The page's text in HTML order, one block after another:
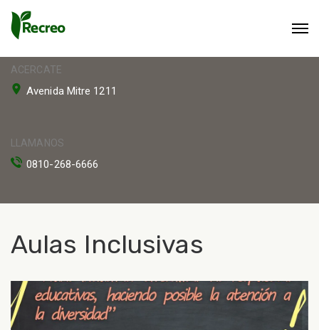
ACERCATE
Avenida Mitre 1211
LLAMANOS
0810-268-6666
Aulas Inclusivas